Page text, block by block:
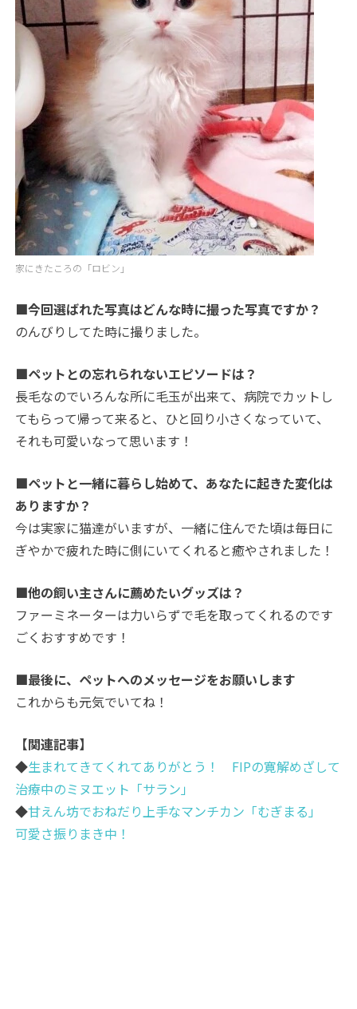
家にきたころの「ロビン」
■今回選ばれた写真はどんな時に撮った写真ですか？
のんびりしてた時に撮りました。
■ペットとの忘れられないエピソードは？
長毛なのでいろんな所に毛玉が出来て、病院でカットし
てもらって帰って来ると、ひと回り小さくなっていて、
それも可愛いなって思います！
■ペットと一緒に暮らし始めて、あなたに起きた変化は
ありますか？
今は実家に猫達がいますが、一緒に住んでた頃は毎日に
ぎやかで疲れた時に側にいてくれると癒やされました！
■他の飼い主さんに薦めたいグッズは？
ファーミネーターは力いらずで毛を取ってくれるのです
ごくおすすめです！
■最後に、ペットへのメッセージをお願いします
これからも元気でいてね！
【関連記事】
◆生まれてきてくれてありがとう！ FIPの寛解めざして
治療中のミヌエット「サラン」
◆甘えん坊でおねだり上手なマンチカン「むぎまる」
可愛さ振りまき中！